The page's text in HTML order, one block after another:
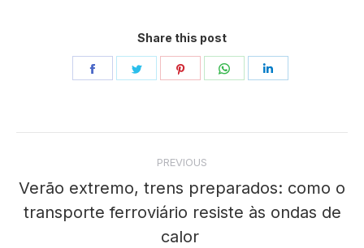
Share this post
Share
Share
Share
Share
navigation
PREVIOUS
Previous
post:
Verão extremo, trens preparados: como o
transporte ferroviário resiste às ondas de
calor